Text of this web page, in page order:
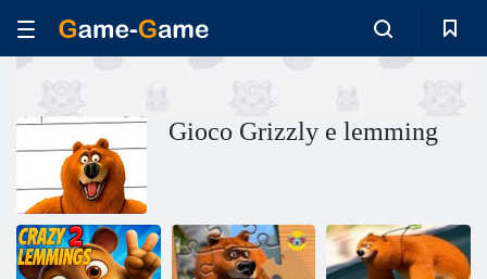
Gioco Grizzly e lemming